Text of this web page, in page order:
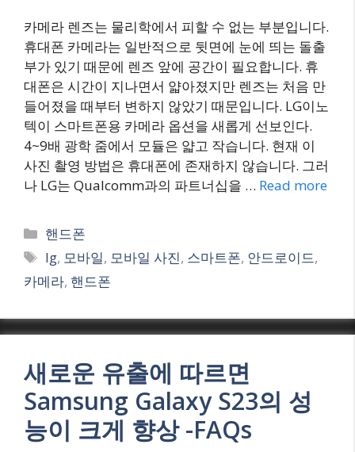
카메라 렌즈는 물리학에서 피할 수 없는 부분입니다.
휴대폰 카메라는 일반적으로 뒷면에 눈에 띄는 돌출
부가 있기 때문에 렌즈 앞에 공간이 필요합니다. 휴
대폰은 시간이 지나면서 얇아졌지만 렌즈는 처음 만
들어졌을 때부터 변하지 않았기 때문입니다. LG이노
텍이 스마트폰용 카메라 옵션을 새롭게 선보인다.
4~9배 광학 줌에서 모듈은 얇고 작습니다. 현재 이
사진 촬영 방법은 휴대폰에 존재하지 않습니다. 그러
나 LG는 Qualcomm과의 파트너십을 … Read more
Categories
핸드폰
Tags
lg, 모바일, 모바일 사진, 스마트폰, 안드로이드,
카메라, 핸드폰
새로운 유출에 따르면
Samsung Galaxy S23의 성
능이 크게 향상 -FAQs